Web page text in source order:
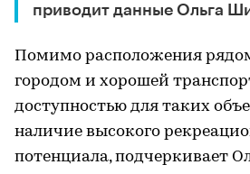
приводит данные Ольга
Помимо расположения
городом и хорошей
доступностью для таких
наличие высокого
потенциала, подчеркивает